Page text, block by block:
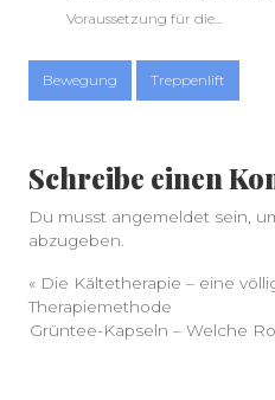
Voraussetzung für die...
Bewegung Treppenlift
Schreibe einen
Du musst angemeldet sein,
abzugeben.
« Die Kältetherapie – eine
Therapiemethode
Grüntee-Kapseln – Welche